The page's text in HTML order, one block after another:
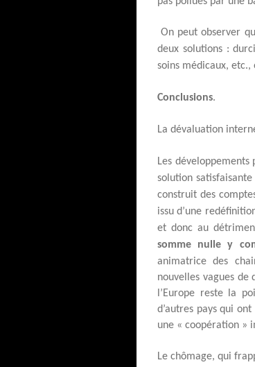
On peut observer
deux solutions :
soins médicaux,
Conclusions.
La dévaluation
Les
solution satisfaisante
construit des
issu d’une
et donc au
somme nulle y
animatrice des
nouvelles vagues de
l’Europe reste la
d’autres pays qui
une « coopération »
Le chômage, qui